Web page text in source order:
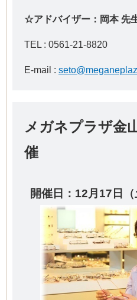
☆アドバイザー：岡本 先
TEL : 0561-21-8820
E-mail :
メガネプラザ
催
開催日：12月17 日